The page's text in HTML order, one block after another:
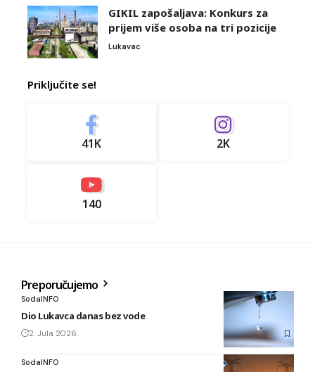
GIKIL zapošaljava: Konkurs za
prijem više osoba na tri pozicije
Lukavac
Priključite se!
41K 2K
140
Preporučujemo
SodaINFO
Dio Lukavca danas bez vode
2. Jula 2026.
SodaINFO